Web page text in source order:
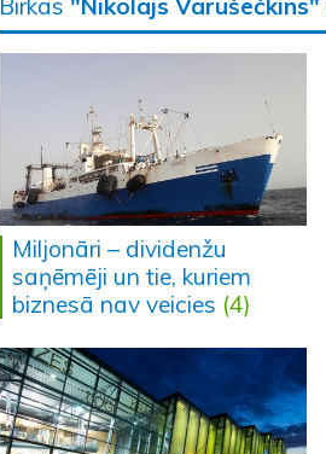
Birkas "Nikolajs Varušečkins"
Miljonāri – dividenžu
saņēmēji un tie, kuriem
biznesā nav veicies (4)